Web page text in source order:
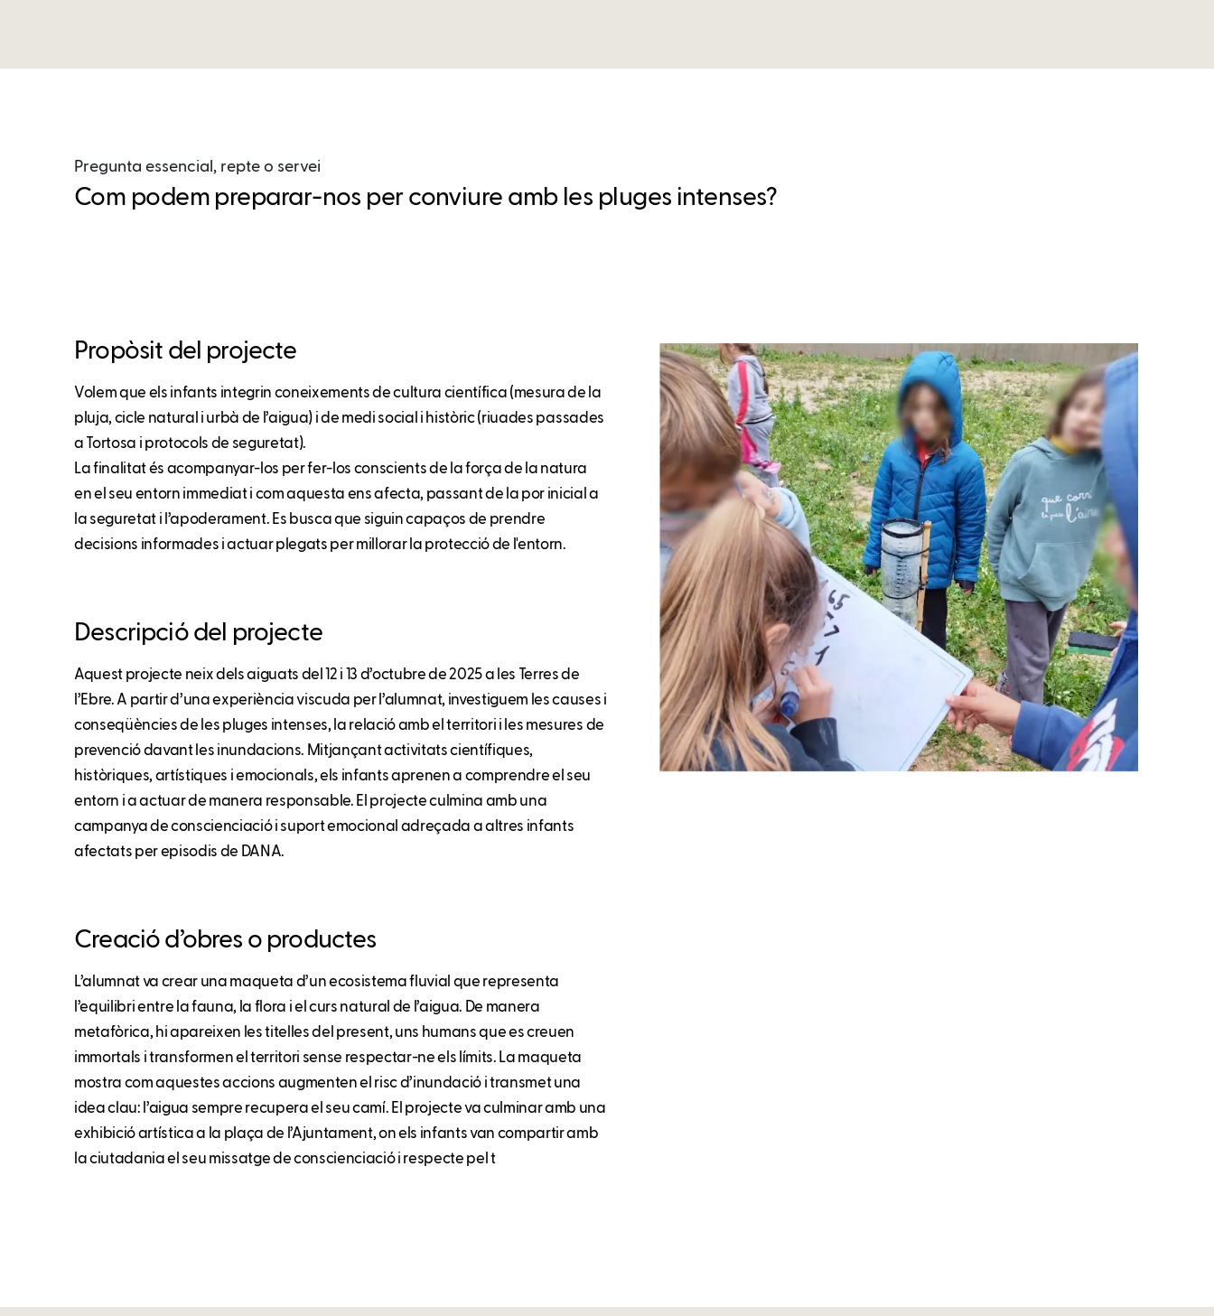
Pregunta essencial, repte o servei
Com podem preparar-nos per conviure amb les pluges intenses?
Propòsit del projecte
Volem que els infants integrin coneixements de cultura científica (mesura de la
pluja, cicle natural i urbà de l’aigua) i de medi social i històric (riuades passades
a Tortosa i protocols de seguretat).
La finalitat és acompanyar-los per fer-los conscients de la força de la natura
en el seu entorn immediat i com aquesta ens afecta, passant de la por inicial a
la seguretat i l’apoderament. Es busca que siguin capaços de prendre
decisions informades i actuar plegats per millorar la protecció de l'entorn.
Descripció del projecte
Aquest projecte neix dels aiguats del 12 i 13 d’octubre de 2025 a les Terres de
l’Ebre. A partir d’una experiència viscuda per l’alumnat, investiguem les causes i
conseqüències de les pluges intenses, la relació amb el territori i les mesures de
prevenció davant les inundacions. Mitjançant activitats científiques,
històriques, artístiques i emocionals, els infants aprenen a comprendre el seu
entorn i a actuar de manera responsable. El projecte culmina amb una
campanya de conscienciació i suport emocional adreçada a altres infants
afectats per episodis de DANA.
Creació d’obres o productes
L’alumnat va crear una maqueta d’un ecosistema fluvial que representa
l’equilibri entre la fauna, la flora i el curs natural de l’aigua. De manera
metafòrica, hi apareixen les titelles del present, uns humans que es creuen
immortals i transformen el territori sense respectar-ne els límits. La maqueta
mostra com aquestes accions augmenten el risc d’inundació i transmet una
idea clau: l’aigua sempre recupera el seu camí. El projecte va culminar amb una
exhibició artística a la plaça de l’Ajuntament, on els infants van compartir amb
la ciutadania el seu missatge de conscienciació i respecte pel t